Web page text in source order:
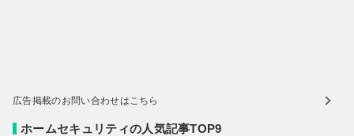
広告掲載のお問い合わせはこちら
ホームセキュリティの人気記事TOP9